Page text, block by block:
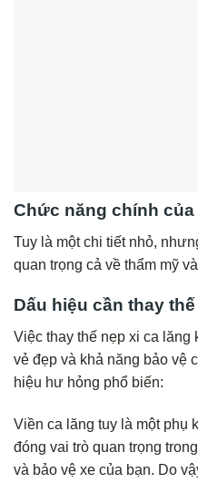
Chức năng chính của
Tuy là một chi tiết nhỏ,
quan trọng cả về thẩm mỹ
Dấu hiệu cần thay
Việc thay thế nẹp xi ca lăng
vẻ đẹp và khả năng bảo vệ
hiệu hư hỏng phổ biến:
Viền ca lăng tuy là một phụ
đóng vai trò quan trọng
và bảo vệ xe của bạn. Do